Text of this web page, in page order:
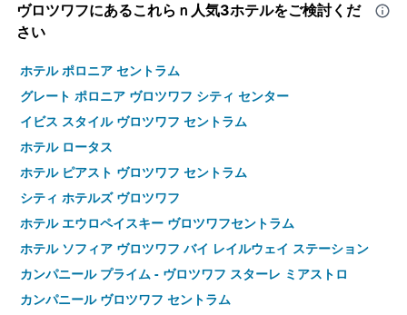
ヴロツワフ​にあるこれらｎ人気3ホテルをご検討くだ
さい
ホテル ポロニア セントラム
グレート ポロニア ヴロツワフ シティ センター
イビス スタイル ヴロツワフ セントラム
ホテル ロータス
ホテル ピアスト ヴロツワフ セントラム
シティ ホテルズ ヴロツワフ
ホテル エウロペイスキー ヴロツワフセントラム
ホテル ソフィア ヴロツワフ バイ レイルウェイ ステーション
カンパニール プライム - ヴロツワフ スターレ ミアストロ
カンパニール ヴロツワフ セントラム